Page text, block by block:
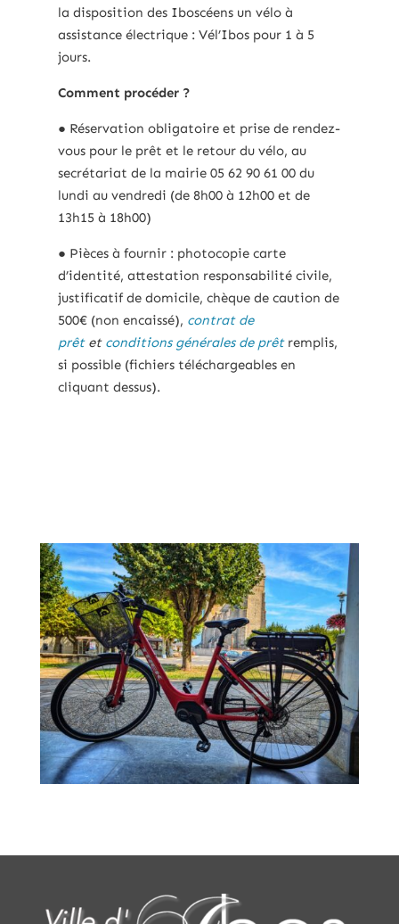
la disposition des Iboscéens un vélo à
assistance électrique : Vél’Ibos pour 1 à 5
jours.
Comment procéder ?
● Réservation obligatoire et prise de rendez-
vous pour le prêt et le retour du vélo, au
secrétariat de la mairie 05 62 90 61 00 du
lundi au vendredi (de 8h00 à 12h00 et de
13h15 à 18h00)
● Pièces à fournir : photocopie carte
d’identité, attestation responsabilité civile,
justificatif de domicile, chèque de caution de
500€ (non encaissé), contrat de
prêtet conditions générales de prêt remplis,
si possible (fichiers téléchargeables en
cliquant dessus).